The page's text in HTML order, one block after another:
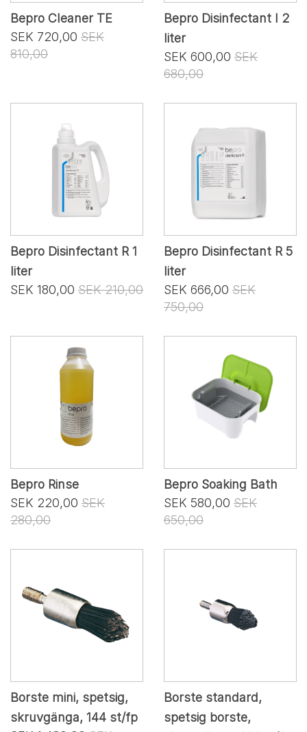
Bepro Cleaner TE
SEK 720,00 SEK
810,00
Bepro Disinfectant I 2
liter
SEK 600,00 SEK
680,00
Bepro Disinfectant R 1
liter
SEK 180,00 SEK 210,00
Bepro Disinfectant R 5
liter
SEK 666,00 SEK
750,00
Bepro Rinse
SEK 220,00 SEK
280,00
Bepro Soaking Bath
SEK 580,00 SEK
650,00
Borste mini, spetsig,
skruvgänga, 144 st/fp
Borste standard,
spetsig borste,